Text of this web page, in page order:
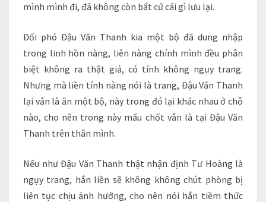
mình mình đi, đã không còn bất cứ cái gì lưu lại.
Đối phó Đậu Văn Thanh kia một bộ đã dung nhập
trong linh hồn nàng, liên nàng chính mình đều phân
biệt không ra thật giả, có tính không ngụy trang.
Nhưng mà liền tính nàng nói là trang, Đậu Văn Thanh
lại vẫn là ăn một bộ, này trong đó lại khác nhau ở chỗ
nào, cho nên trong này mấu chốt vẫn là tại Đậu Văn
Thanh trên thân mình.
Nếu như Đậu Văn Thanh thật nhận định Tư Hoàng là
ngụy trang, hắn liền sẽ không không chút phòng bị
liên tục chịu ảnh hưởng, cho nên nói hắn tiềm thức